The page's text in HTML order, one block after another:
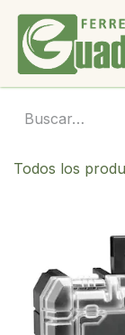
Ir al contenido
Todos los